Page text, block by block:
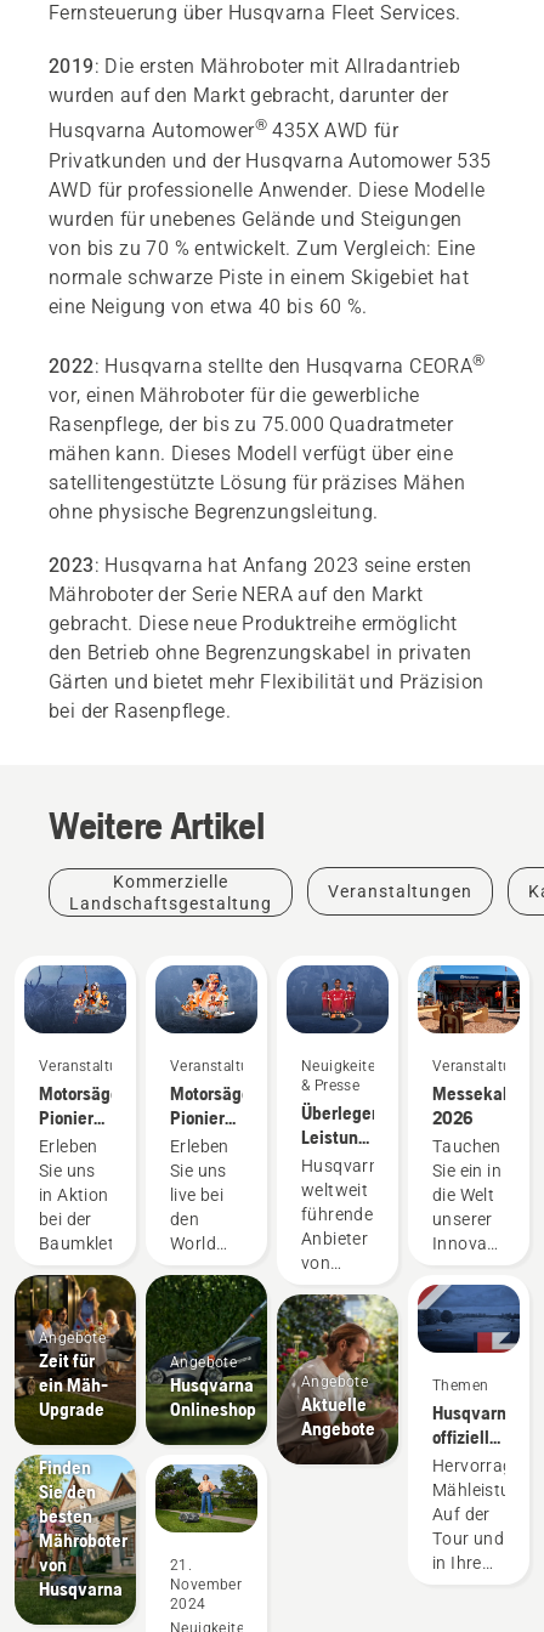
Fernsteuerung über Husqvarna Fleet Services.
2019: Die ersten Mähroboter mit Allradantrieb
wurden auf den Markt gebracht, darunter der
Husqvarna Automower® 435X AWD für
Privatkunden und der Husqvarna Automower 535
AWD für professionelle Anwender. Diese Modelle
wurden für unebenes Gelände und Steigungen
von bis zu 70 % entwickelt. Zum Vergleich: Eine
normale schwarze Piste in einem Skigebiet hat
eine Neigung von etwa 40 bis 60 %.
2022: Husqvarna stellte den Husqvarna CEORA®
vor, einen Mähroboter für die gewerbliche
Rasenpflege, der bis zu 75.000 Quadratmeter
mähen kann. Dieses Modell verfügt über eine
satellitengestützte Lösung für präzises Mähen
ohne physische Begrenzungsleitung.
2023: Husqvarna hat Anfang 2023 seine ersten
Mähroboter der Serie NERA auf den Markt
gebracht. Diese neue Produktreihe ermöglicht
den Betrieb ohne Begrenzungskabel in privaten
Gärten und bietet mehr Flexibilität und Präzision
bei der Rasenpflege.
Weitere Artikel
Kommerzielle
Landschaftsgestaltung
Veranstaltungen
Veranstaltungen
Motorsägen-
Pioniere
seit 1959
Erleben
Sie uns
in Aktion
bei der
Baumklettermeisterschaft
Angebote
Zeit für
ein Mäh-
Upgrade
Neuigkeiten
& Presse
Finden
Sie den
besten
Mähroboter
von
Husqvarna
Veranstaltungen
Motorsägen-
Pioniere
seit 1959
Erleben
Sie uns
live bei
den
World
Championships
Angebote
Husqvarna
Onlineshop
21.
November
2024
Neuigkeiten
Neuigkeiten
& Presse
Überlegene
Leistung
auf dem
Rasen
zahlt
sich
immer
Husqvarna,
weltweit
führender
Anbieter
von
freut
sich,
seine
Partnerschaft
mit dem
legendären
Fußballclub
Angebote
Aktuelle
Angebote
2026
Tauchen
Sie ein in
die Welt
unserer
Innovationen
treffen
Sie
unsere
und
Experten
persönlich!
Themen
Husqvarna –
offizieller
Mähroboter-
Partner
der DP
World
Tour
Mähleistung.
Auf der
Tour und
in Ihrem